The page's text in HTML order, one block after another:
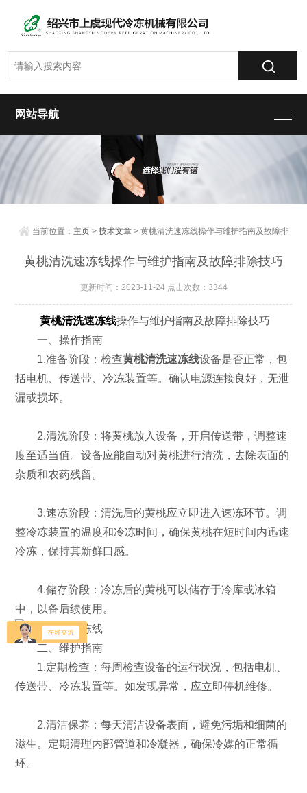
网站导航
当前位置： 主页 >技术文章 > 黄桃清洗速冻线操作与维护指南及故障排
除技巧
黄桃清洗速冻线操作与维护指南及故障排除技巧
更新时间：2023-11-24 点击次数：3344
黄桃清洗速冻线操作与维护指南及故障排除技巧
一、操作指南
1.准备阶段：检查黄桃清洗速冻线设备是否正常，包
括电机、传送带、冷冻装置等。确认电源连接良好，无泄
漏或损坏。
2.清洗阶段：将黄桃放入设备，开启传送带，调整速
度至适当值。设备应能自动对黄桃进行清洗，去除表面的
杂质和农药残留。
3.速冻阶段：清洗后的黄桃应立即进入速冻环节。调
整冷冻装置的温度和冷冻时间，确保黄桃在短时间内迅速
冷冻，保持其新鲜口感。
4.储存阶段：冷冻后的黄桃可以储存于冷库或冰箱
中，以备后续使用。
二、维护指南
1.定期检查：每周检查设备的运行状况，包括电机、
传送带、冷冻装置等。如发现异常，应立即停机维修。
2.清洁保养：每天清洁设备表面，避免污垢和细菌的
滋生。定期清理内部管道和冷凝器，确保冷媒的正常循
环。